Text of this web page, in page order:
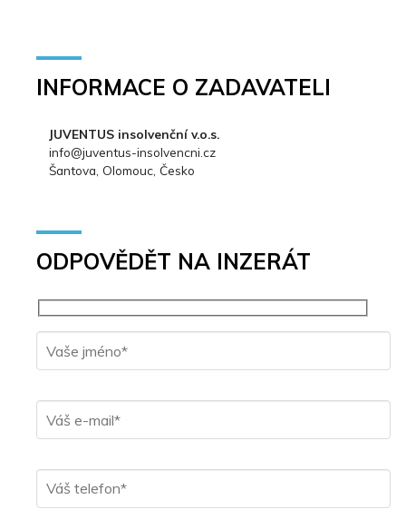
INFORMACE O ZADAVATELI
JUVENTUS insolvenční v.o.s.
info@juventus-insolvencni.cz
Šantova, Olomouc, Česko
ODPOVĚDĚT NA INZERÁT